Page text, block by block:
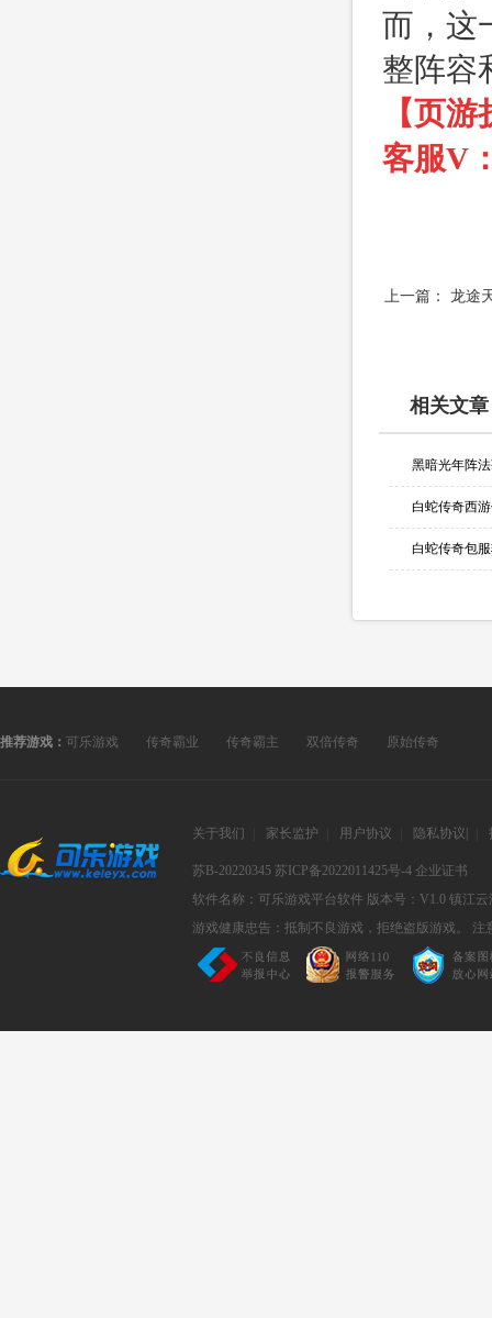
而，这
整阵容
【页
客服V
上一篇： 龙途
相关文章
黑暗光年阵
白蛇传奇西
推荐游戏： 可乐游戏 传奇霸业 传奇霸主 双倍传奇 原始传奇
关于我们 家长监护 用户协议 隐私协议
苏B-20220345 苏ICP备2022011425号-4 企业证书
软件名称：可乐游戏平台软件 版本号：V1.0 镇江云
游戏健康忠告：抵制不良游戏，拒绝盗版游戏。